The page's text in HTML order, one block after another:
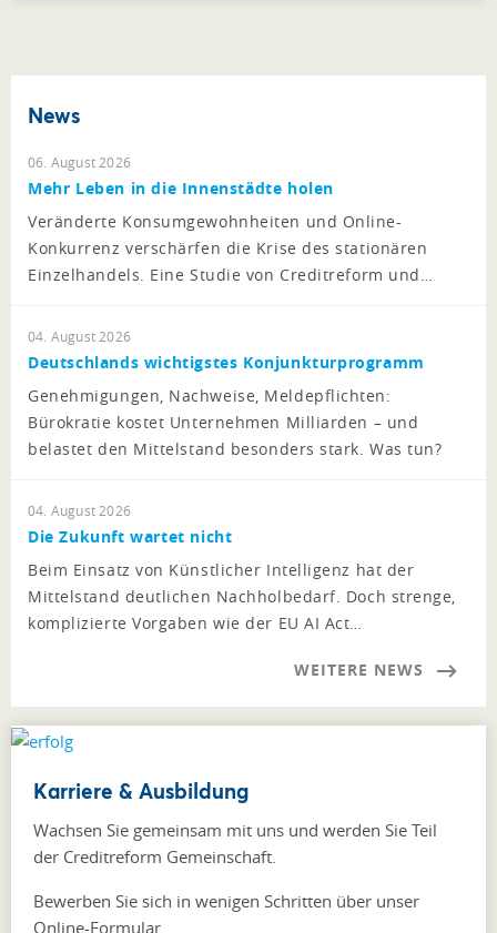
News
06. August 2026
Mehr Leben in die Innenstädte holen
Veränderte Konsumgewohnheiten und Online-
Konkurrenz verschärfen die Krise des stationären
Einzelhandels. Eine Studie von Creditreform und…
04. August 2026
Deutschlands wichtigstes Konjunkturprogramm
Genehmigungen, Nachweise, Meldepflichten:
Bürokratie kostet Unternehmen Milliarden – und
belastet den Mittelstand besonders stark. Was tun?
04. August 2026
Die Zukunft wartet nicht
Beim Einsatz von Künstlicher Intelligenz hat der
Mittelstand deutlichen Nachholbedarf. Doch strenge,
komplizierte Vorgaben wie der EU AI Act…
WEITERE NEWS
Karriere & Ausbildung
Wachsen Sie gemeinsam mit uns und werden Sie Teil
der Creditreform Gemeinschaft.
Bewerben Sie sich in wenigen Schritten über unser
Online-Formular.